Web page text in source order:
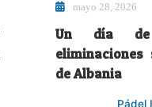
mayo 28, 2026
Un día
eliminaciones
de Albania
Pádel